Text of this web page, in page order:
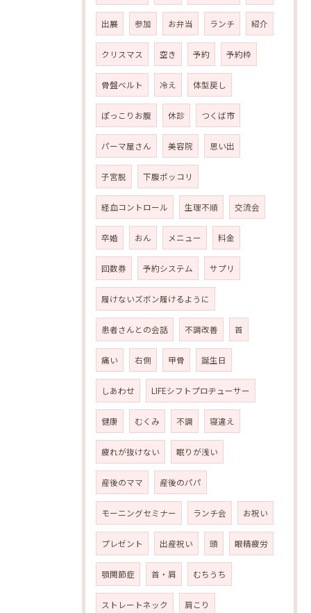
出展 参加 お弁当 ランチ 紹介
クリスマス 空き 予約 予約枠
骨盤ベルト 冷え 体型戻し
ぽっこりお腹 休診 つくば市
パーマ屋さん 美容院 思い出
子宮脱 下腹ポッコリ
経血コントロール 生理不順 交流会
卒婚 おん メニュー 料金
回数券 予約システム サプリ
履けないズボン履けるように
患者さんとの会話 不調改善 首
痛い 右側 甲骨 誕生日
しあわせ LIFEシフトプロヂューサー
健康 むくみ 不調 寝違え
疲れが抜けない 眠りが浅い
産後のママ 産後のパパ
モーニングセミナー ランチ会 お祝い
プレゼント 出産祝い 頭 眼精疲労
顎関節症 首・肩 むちうち
ストレートネック 肩こり